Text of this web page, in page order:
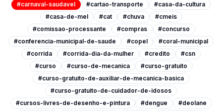
#carnaval-saudavel
#cartao-transporte
#casa-da-cultura
#casa-de-mel
#cat #chuva
#cmeis
#comissao-processante
#compras
#concurso
#conferencia-municipal-de-saude
#copel
#coral-municipal
#corrida
#corrida-dia-da-mulher #credito
#csn
#curso
#curso-de-mecanica
#curso-gratuito
#curso-gratuito-de-auxiliar-de-mecanica-basica
#curso-gratuito-de-cuidador-de-idosos
#cursos-livres-de-desenho-e-pintura
#dengue
#deolane